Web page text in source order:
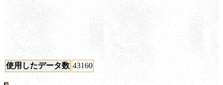
使用したデータ数 43160